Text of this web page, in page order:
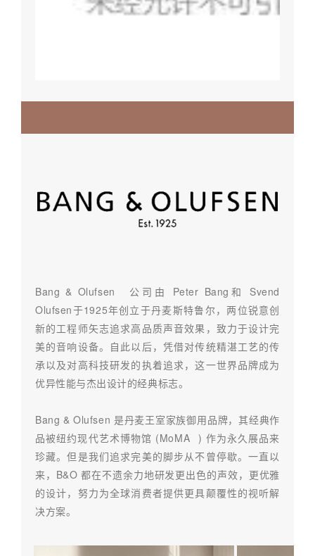
Bang & Olufsen
公司由 Peter Bang和 Svend
Olufsen于1925年创立于丹麦斯特鲁尔，两位锐意创
新的工程师矢志追求高品质声音效果，致力于设计完
美的音响设备。自此以后，凭借对传统精湛工艺的传
承以及对高科技研发的执着追求，这一世界品牌成为
优异性能与杰出设计的经典标志。
Bang & Olufsen 是丹麦王室家族御用品牌，其经典作
品被纽约现代艺术博物馆 (MoMA
) 作为永久展品来
珍藏。但是我们追求完美的脚步从不曾停歇。一直以
来，B&O 都在不遗余力地研发更出色的声效，更优雅
的设计，努力为全球消费者提供更具颠覆性的视听解
决方案。